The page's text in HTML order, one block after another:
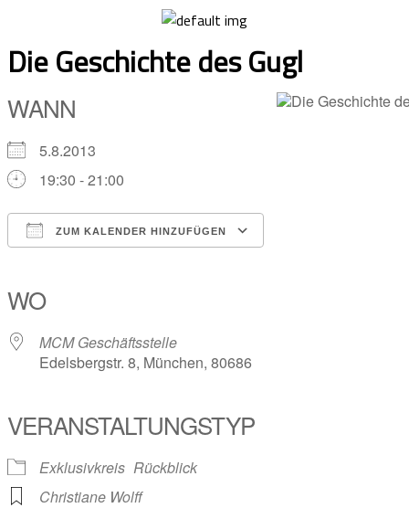
content
Die Geschichte des Gugl
WANN
5.8.2013
19:30 - 21:00
ZUM KALENDER HINZUFÜGEN
WO
MCM Geschäftsstelle
Edelsbergstr. 8, München, 80686
VERANSTALTUNGSTYP
Exklusivkreis Rückblick
Christiane Wolff